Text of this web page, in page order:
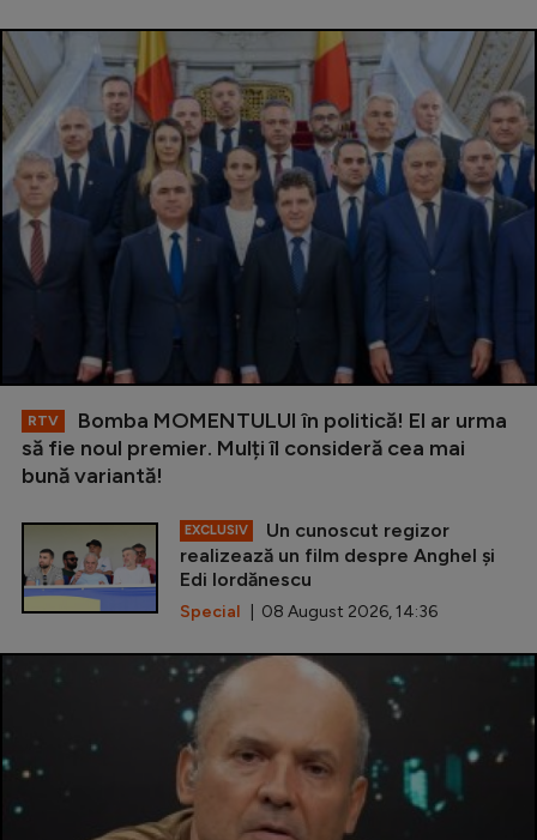
RTV
Bomba MOMENTULUI în politică! El ar urma
să fie noul premier. Mulți îl consideră cea mai
bună variantă!
EXCLUSIV
Un cunoscut regizor
realizează un film despre Anghel și
Edi Iordănescu
Special | 08 August 2026, 14:36